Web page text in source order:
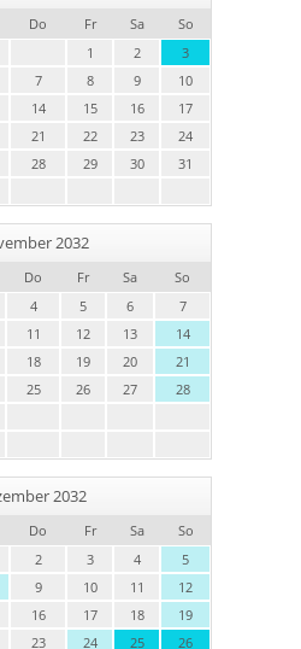
Do Fr Sa
So
1
2
3
7 8 9
10
14 15 16
17
21 22 23
24
28 29 30 31
2032
Do Fr Sa
So
4 5 6
7
11 12 13
14
18 19 20
21
25 26 27
28
2032
Do Fr Sa
So
2 3 4
5
9 10 11
12
16 17 18
19
23 24 25
26